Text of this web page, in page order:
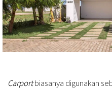
Carportbiasanya digunakan